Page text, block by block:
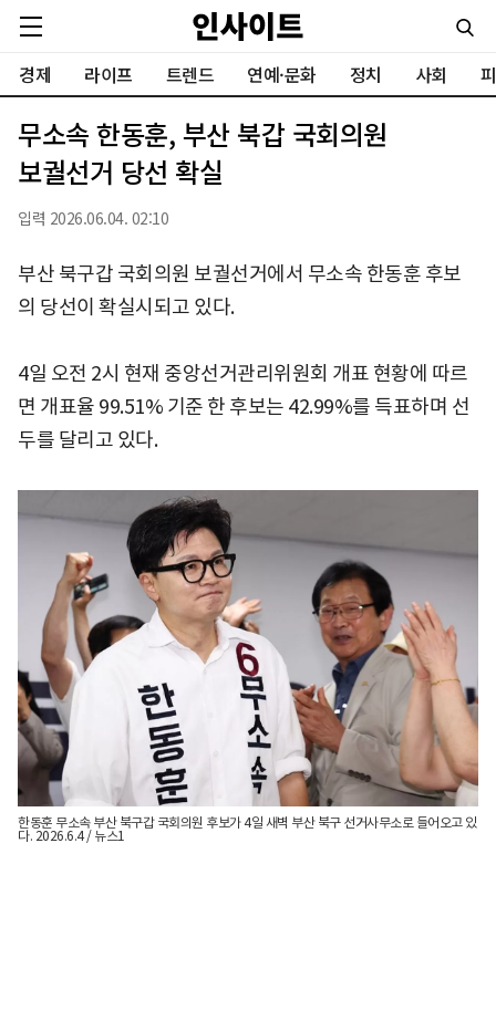
경제 라이프 트렌드 연예·문화 정치 사회
무소속 한동훈, 부산 북갑 국회의원
보궐선거 당선 확실
입력 2026.06.04. 02:10
부산 북구갑 국회의원 보궐선거에서 무소속 한동훈 후보
의 당선이 확실시되고 있다.
4일 오전 2시 현재 중앙선거관리위원회 개표 현황에 따르
면 개표율 99.51% 기준 한 후보는 42.99%를 득표하며 선
두를 달리고 있다.
한동훈 무소속 부산 북구갑 국회의원 후보가 4일 새벽 부산 북구 선거사무소로 들어오고 있
다. 2026.6.4 / 뉴스1